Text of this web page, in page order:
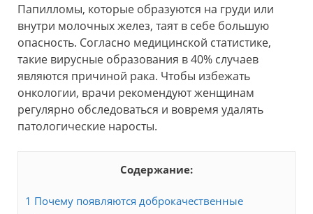
Папилломы, которые образуются на груди или
внутри молочных желез, таят в себе большую
опасность. Согласно медицинской статистике,
такие вирусные образования в 40% случаев
являются причиной рака. Чтобы избежать
онкологии, врачи рекомендуют женщинам
регулярно обследоваться и вовремя удалять
патологические наросты.
Содержание:
1 Почему появляются доброкачественные